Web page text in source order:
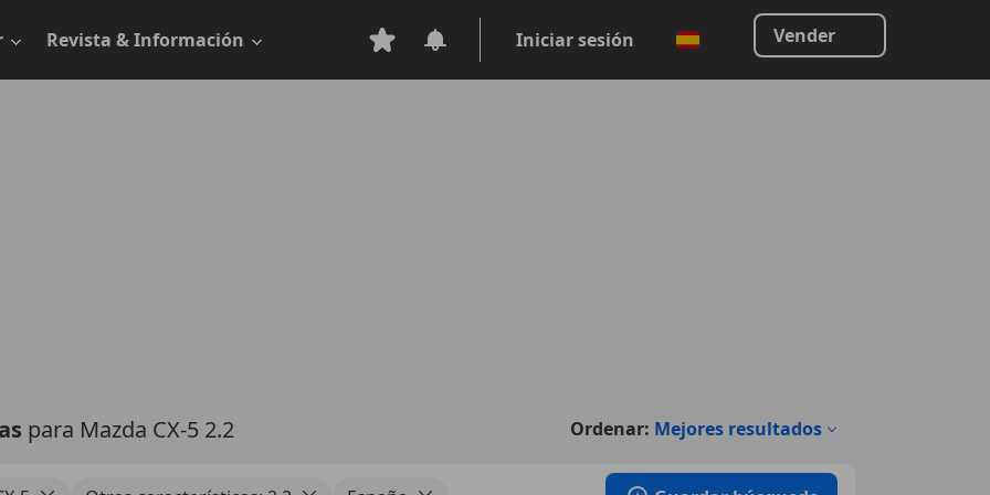
Revista & Información Iniciar sesión Vender
para Mazda CX-5 2.2 Ordenar: Mejores resultados